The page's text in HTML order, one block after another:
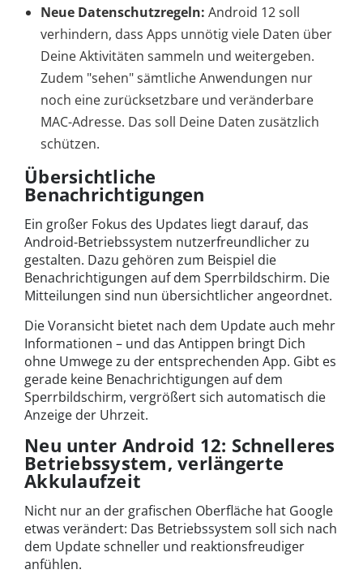
Neue Datenschutzregeln: Android 12 soll
verhindern, dass Apps unnötig viele Daten über
Deine Aktivitäten sammeln und weitergeben.
Zudem "sehen" sämtliche Anwendungen nur
noch eine zurücksetzbare und veränderbare
MAC-Adresse. Das soll Deine Daten zusätzlich
schützen.
Übersichtliche
Benachrichtigungen
Ein großer Fokus des Updates liegt darauf, das
Android-Betriebssystem nutzerfreundlicher zu
gestalten. Dazu gehören zum Beispiel die
Benachrichtigungen auf dem Sperrbildschirm. Die
Mitteilungen sind nun übersichtlicher angeordnet.
Die Voransicht bietet nach dem Update auch mehr
Informationen – und das Antippen bringt Dich
ohne Umwege zu der entsprechenden App. Gibt es
gerade keine Benachrichtigungen auf dem
Sperrbildschirm, vergrößert sich automatisch die
Anzeige der Uhrzeit.
Neu unter Android 12: Schnelleres
Betriebssystem, verlängerte
Akkulaufzeit
Nicht nur an der grafischen Oberfläche hat Google
etwas verändert: Das Betriebssystem soll sich nach
dem Update schneller und reaktionsfreudiger
anfühlen.